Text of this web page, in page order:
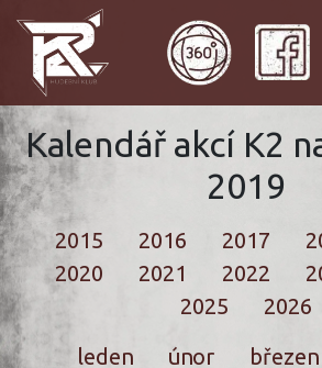
Kalendář akcí K2
2019
2015 2016 2017
2020 2021 2022
2025
2026
leden
únor březen